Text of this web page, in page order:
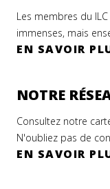
Les membres du
immenses, mais
EN SAVOIR
NOTRE
Consultez notre
N'oubliez pas de
EN SAVOIR